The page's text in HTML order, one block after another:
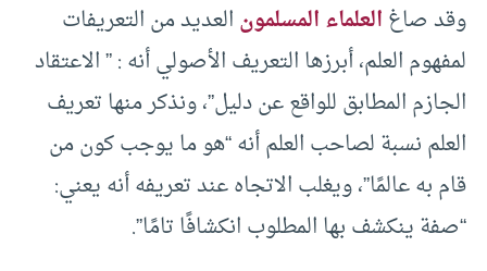
وقد صاغالعلماء المسلمونالعديد من التعريفات
لمفهوم العلم، أبرزها التعريف الأصولي أنه : ” الاعتقاد
الجازم المطابق للواقع عن دليل”، ونذكر منها تعريف
العلم نسبة لصاحب العلم أنه “هو ما يوجب كون من
قام به عالمًا”، ويغلب الاتجاه عند تعريفه أنه يعني:
“صفة ينكشف بها المطلوب انكشافًا تامًا”.